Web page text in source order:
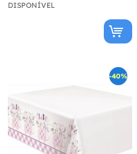
DISPONÍVEL
-40%